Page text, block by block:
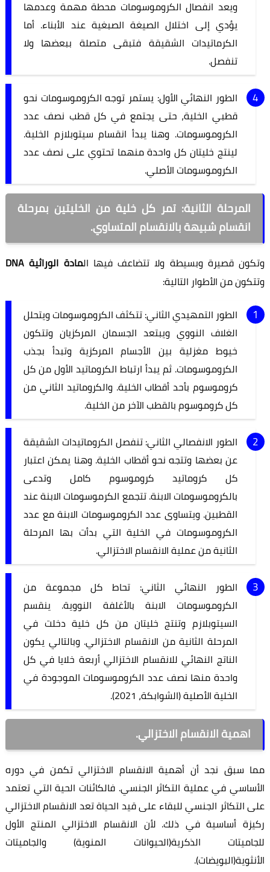
ويعد انفصال الكروموسومات محطة مهمة وعدمها
يؤدي إلى اختلال الصيغة الصبغية عند الأبناء. أما
الكرماتيدات الشقيقة فتبقى متصلة ببعضها ولا
تنفصل.
الطور النهائي الأول: يستمر توجه الكروموسومات نحو
قطبي الخلية، حتى يجتمع في كل قطب نصف عدد
الكروموسومات. وهنا يبدأ انقسام سيتوبلازم الخلية.
لينتج خليتان كل واحدة منهما تحتوي على نصف عدد
الكروموسومات الأصلي.
المرحلة الثانية: تمر كل خلية من الخليتين بمرحلة
انقسام شبيهة بالانقسام المتساوي.
وتكون قصيرة وبسيطة ولا تتضاعف فيها المادة الوراثية DNA
وتتكون من الأطوار التالية:
الطور التمهيدي الثاني: تتكثف الكروموسومات ويتحلل
الغلاف النووي ويبتعد الجسمان المركزيان وتتكون
خيوط مغزلية بين الأجسام المركزية وتبدأ بجذب
الكروموسومات. ثم يبدأ ارتباط الكروماتيد الأول من كل
كروموسوم بأحد أقطاب الخلية. والكروماتيد الثاني من
كل كروموسوم بالقطب الآخر من الخلية.
الطور الانفصالي الثاني: تنفصل الكروماتيدات الشقيقة
عن بعضها وتتجه نحو أقطاب الخلية. وهنا يمكن اعتبار
كل كروماتيد كروموسوم كامل وتدعى
بالكروموسومات الابنة. تتجمع الكرموسومات الابنة عند
القطبين. ويتساوى عدد الكروموسومات الابنة مع عدد
الكروموسومات في الخلية التي بدأت بها المرحلة
الثانية من عملية الانقسام الاختزالي.
الطور النهائي الثاني: تحاط كل مجموعة من
الكروموسومات الابنة بالأغلفة النووية. ينقسم
السيتوبلازم وتنتج خليتان من كل خلية دخلت في
المرحلة الثانية من الانقسام الاختزالي. وبالتالي يكون
الناتج النهائي للانقسام الاختزالي أربعة خلايا في كل
واحدة منها نصف عدد الكروموسومات الموجودة في
الخلية الأصلية (الشوابكة، 2021).
اهمية الانقسام الاختزالي.
مما سبق نجد أن أهمية الانقسام الاختزالي تكمن في دوره
الأساسي في عملية التكاثر الجنسي. فالكائنات الحية التي تعتمد
على التكاثر الجنسي للبقاء على قيد الحياة تعد الانقسام الاختزالي
ركيزة أساسية في ذلك. لأن الانقسام الاختزالي المنتج الأول
للجاميتات الذكرية(الحيوانات المنوية) والجاميتات
الأنثوية(البويضات).